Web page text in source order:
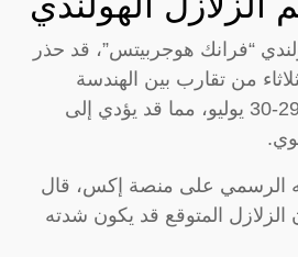
“فرانك هوجربيتس”، قد حذر
من تقارب بين الهندسة
الكوكبية والقمرية في 29-30 يوليو، مما قد يؤدي إلى
الرسمي على منصة إكس، قال
المتوقع قد يكون شدته